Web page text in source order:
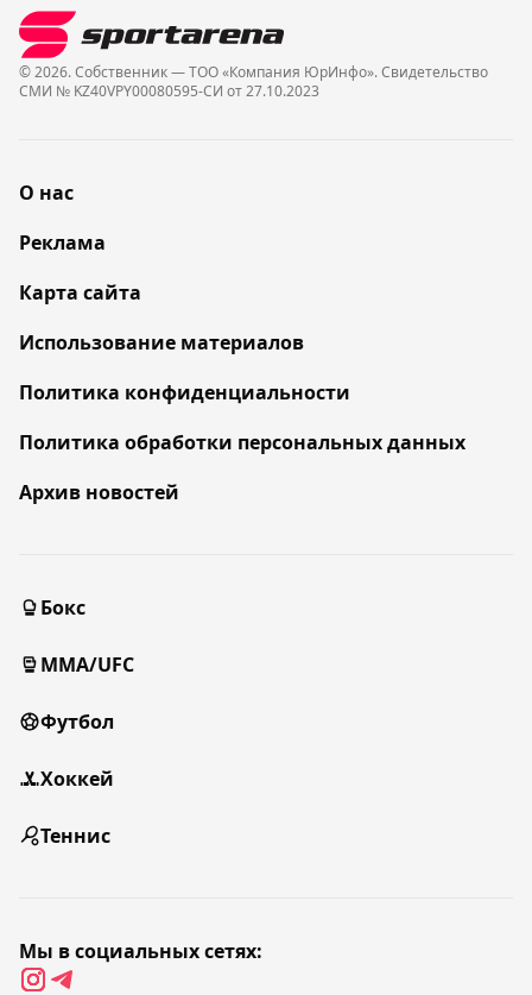
© 2026. Собственник — ТОО «Компания ЮрИнфо». Cвидетельство
СМИ № KZ40VPY00080595-СИ от 27.10.2023
О нас
Реклама
Карта сайта
Использование материалов
Политика конфиденциальности
Политика обработки персональных данных
Архив новостей
Бокс
MMA/UFC
Футбол
Хоккей
Теннис
Мы в социальных сетях: